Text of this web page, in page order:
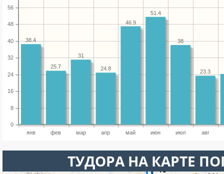
янв фев мар апр май июн июл авг
0
8
16
24
32
40
48
56
23.3
38
51.4
46.9
24.8
31
25.7
38.4
ТУДОРА НА КАРТЕ